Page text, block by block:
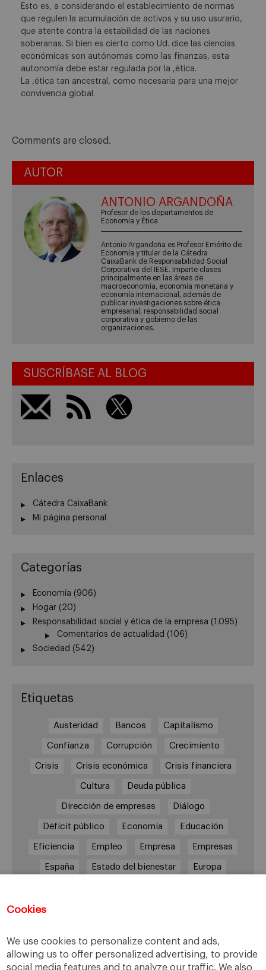
Cookies
We use cookies to personalize content and ads,
allowing us to offer personalized advertising, to provide
social media features and to analyze our traffic. We also
Esto es, a considerando el establecimiento de normas
que regulen la acumulación de activos y su uso usurario,
que atente contra la estabilidad de las naciones
soberanas. Si bien es cierto como Ud. dice las ciencias
económicas son autónomas como las finanzas, esta
autonomía debe estar regulada por la ,ética.
La ,ética tan ancestral, como necesaria para una mejor
convivencia global.
Comments are closed.
AUTOR
ANTONIO ARGANDOÑA
Profesor de los departamentos de
Economía y Ética
Antonio Argandoña es Profesor Emérito de
Economía y titular de la Cátedra
CaixaBank de Responsabilidad Social
Corporativa del IESE. Imparte clases
principalmente en las áreas de
macroeconomía, economía monetaria y
economía internacional, además de
publicar investigaciones sobre ética
empresarial, responsabilidad social
corporativa y gobierno de las
organizaciones.
SUSCRÍBASE AL BLOG
Enlaces
Cátedra CaixaBank
Mi página personal
Categorías
Economía (906)
Hogar (20)
Responsabilidad social y ética de la empresa (1.095)
Comentarios de actualidad (106)
Sociedad (542)
Etiquetas
Austeridad Bancos Capitalismo
Confianza Corrupción Crecimiento
Crisis Crisis económica Crisis financiera
Cultura Deuda pública
Dirección de empresas Diálogo
Déficit público Economía Educación
Eficiencia Empleo Empresa Empresas
España Estado del bienestar Europa
Responsabilidad social RSC
Sindicatos Sistema financiero Sociedad